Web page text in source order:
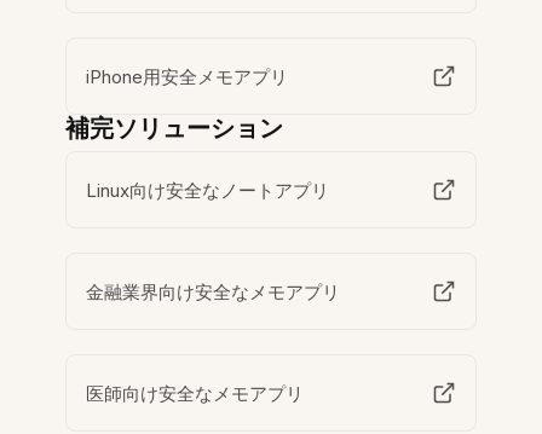
iPhone用安全メモアプリ
補完ソリューション
Linux向け安全なノートアプリ
金融業界向け安全なメモアプリ
医師向け安全なメモアプリ